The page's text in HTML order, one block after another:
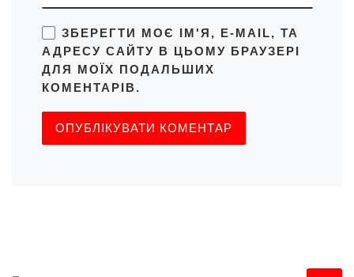
ЗБЕРЕГТИ МОЄ ІМ'Я, E-MAIL, ТА
АДРЕСУ САЙТУ В ЦЬОМУ БРАУЗЕРІ
ДЛЯ МОЇХ ПОДАЛЬШИХ
КОМЕНТАРІВ.